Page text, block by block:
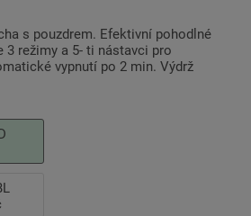
s pouzdrem. Efektivní pohodlné
3 režimy a 5- ti nástavci pro
vypnutí po 2 min. Výdrž